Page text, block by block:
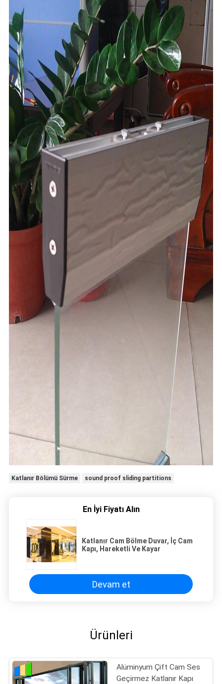
Katlanır Bölümü Sürme sound proof sliding partitions
En İyi Fiyatı Alın
Katlanır Cam Bölme Duvar, İç Cam
Kapı, Hareketli Ve Kayar
Devam et
Ürünleri
Alüminyum Çift Cam Ses
Geçirmez Katlanır Kapı